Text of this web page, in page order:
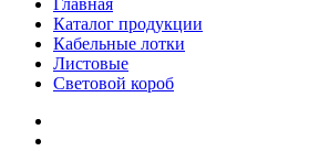
Главная
Каталог продукции
Кабельные лотки
Листовые
Световой короб